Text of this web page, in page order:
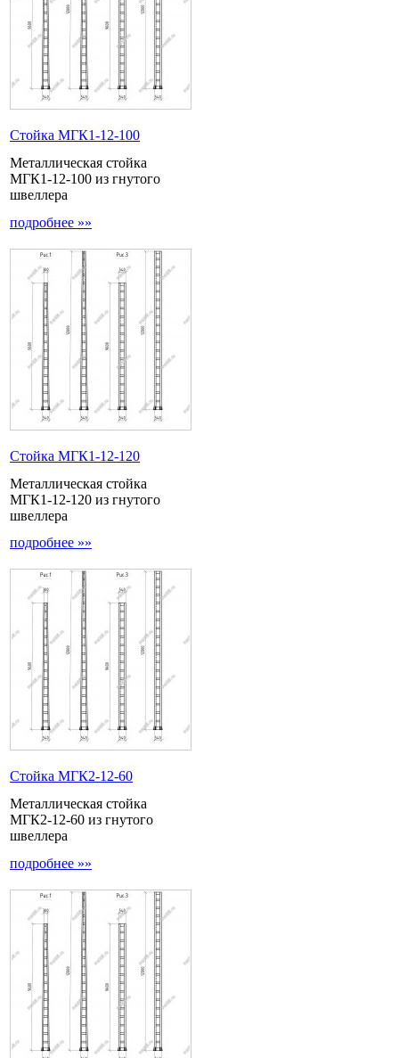
Стойка МГК1-12-100
Металлическая стойка
МГК1-12-100 из гнутого
швеллера
подробнее »»
Стойка МГК1-12-120
Металлическая стойка
МГК1-12-120 из гнутого
швеллера
подробнее »»
Стойка МГК2-12-60
Металлическая стойка
МГК2-12-60 из гнутого
швеллера
подробнее »»